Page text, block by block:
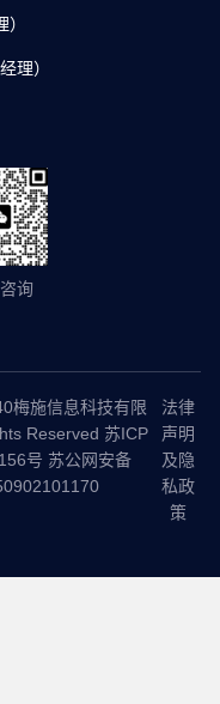
）
理）
询
梅施信息科技有限
Reserved 苏ICP
号 苏公网安备
法律
声明
及隐
私政
策